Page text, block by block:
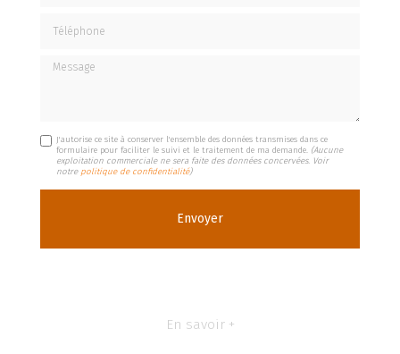
Message
J'autorise ce site à conserver l'ensemble des données transmises dans ce
formulaire pour faciliter le suivi et le traitement de ma demande. (Aucune
exploitation commerciale ne sera faite des données concervées. Voir
notre politique de confidentialité)
En savoir +